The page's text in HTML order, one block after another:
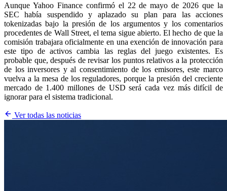
Aunque Yahoo Finance confirmó el 22 de mayo de 2026 que la
SEC había suspendido y aplazado su plan para las acciones
tokenizadas bajo la presión de los argumentos y los comentarios
procedentes de Wall Street, el tema sigue abierto. El hecho de que la
comisión trabajara oficialmente en una exención de innovación para
este tipo de activos cambia las reglas del juego existentes. Es
probable que, después de revisar los puntos relativos a la protección
de los inversores y al consentimiento de los emisores, este marco
vuelva a la mesa de los reguladores, porque la presión del creciente
mercado de 1.400 millones de USD será cada vez más difícil de
ignorar para el sistema tradicional.
Ver todas las noticias